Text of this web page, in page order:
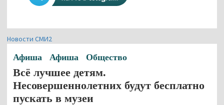
Новости СМИ2
Афиша Афиша Общество
Всё лучшее детям.
Несовершеннолетних будут бесплатно
пускать в музеи